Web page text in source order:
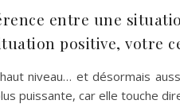
entre une
positive, votre
niveau… et désormais
puissante, car elle touche